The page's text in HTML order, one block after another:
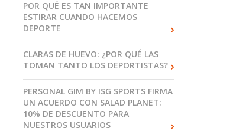
POR QUÉ ES TAN IMPORTANTE
ESTIRAR CUANDO HACEMOS
DEPORTE
CLARAS DE HUEVO: ¿POR QUÉ LAS
TOMAN TANTO LOS DEPORTISTAS?
PERSONAL GIM BY ISG SPORTS FIRMA
UN ACUERDO CON SALAD PLANET:
10% DE DESCUENTO PARA
NUESTROS USUARIOS